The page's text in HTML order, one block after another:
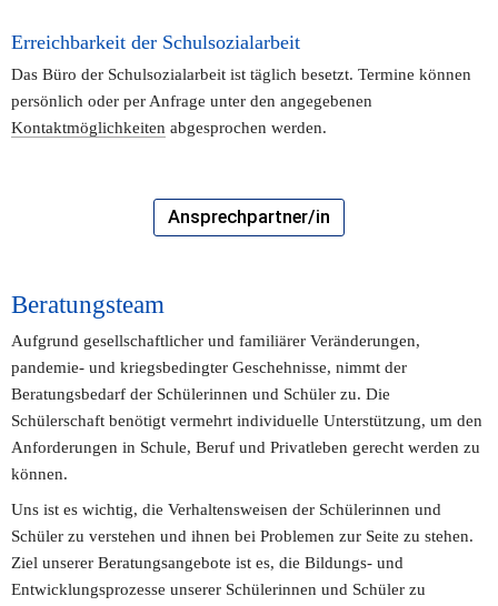
Erreichbarkeit der Schulsozialarbeit
Das Büro der Schulsozialarbeit ist täglich besetzt. Termine können
Kontaktmöglichkeiten abgesprochen werden.
Ansprechpartner/in
Beratungsteam
Aufgrund gesellschaftlicher und familiärer Veränderungen,
pandemie- und kriegsbedingter Geschehnisse, nimmt der
Beratungsbedarf der Schülerinnen und Schüler zu. Die
Schülerschaft benötigt vermehrt individuelle Unterstützung, um den
Anforderungen in Schule, Beruf und Privatleben gerecht werden zu
können.
Uns ist es wichtig, die Verhaltensweisen der Schülerinnen und
Schüler zu verstehen und ihnen bei Problemen zur Seite zu stehen.
Ziel unserer Beratungsangebote ist es, die Bildungs- und
Entwicklungsprozesse unserer Schülerinnen und Schüler zu